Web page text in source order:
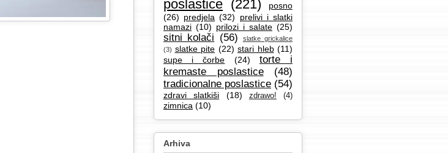
poslastice (221)
posno
(26) predjela (32)
prelivi i slatki
namazi (10) prilozi i salate (25)
sitni kolači (56)
slatke grickalice
(3) slatke pite (22) stari hleb (11)
supe i čorbe
(24)
torte i
kremaste poslastice
(48)
tradicionalne poslastice (54)
zdravi slatkiši (18) zdrawo! (4)
zimnica (10)
Arhiva